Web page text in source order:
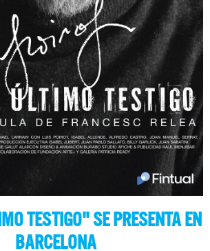
TESTIGO" SE PRESENTA EN
BARCELONA